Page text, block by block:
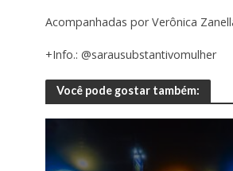
Acompanhadas por Verônica
+Info.: @sarausubstantivomulher
Você pode gostar também: